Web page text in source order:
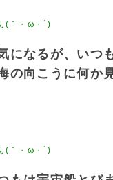
(｀・ω・´)
になるが、いつ
の向こうに何か
(｀・ω・´)